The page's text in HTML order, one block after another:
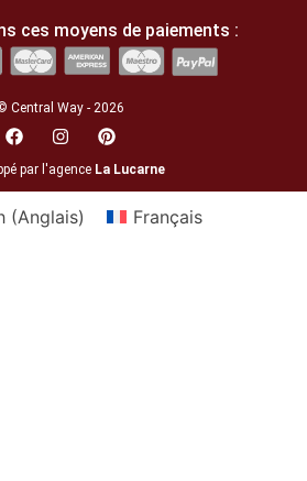
ces moyens de paiements :
Central Way - 2026
par l'agence La Lucarne
(Anglais) Français